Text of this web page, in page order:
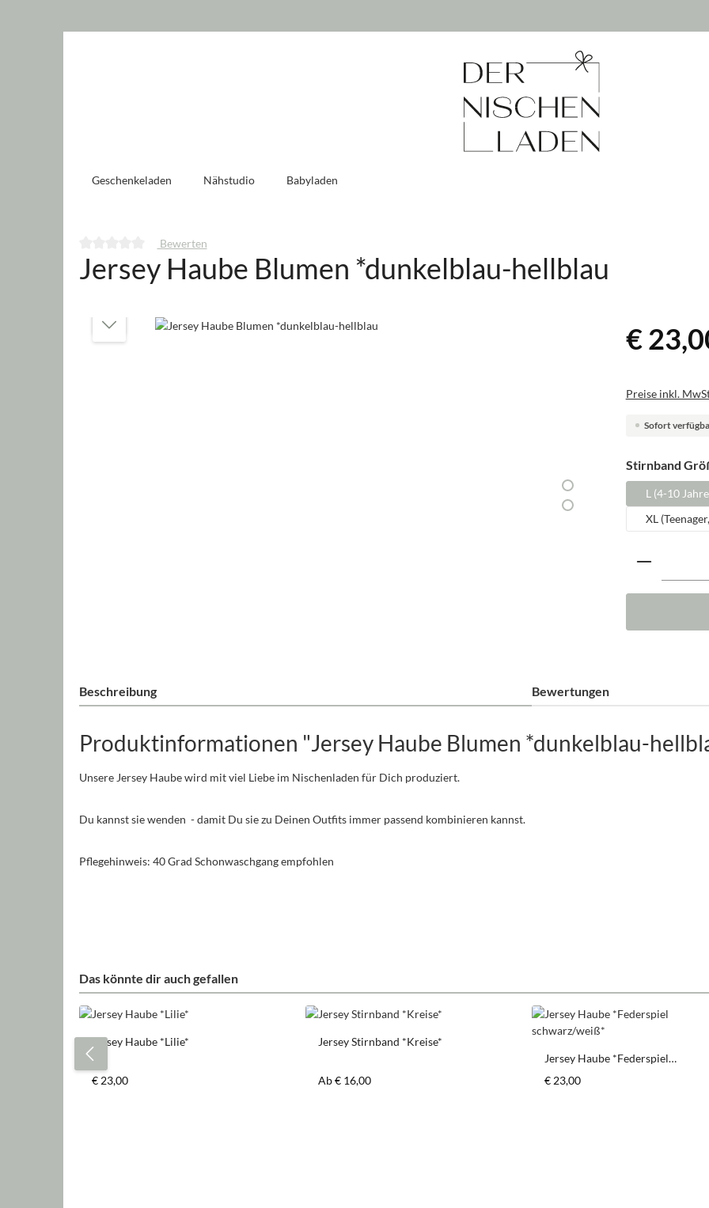
Geschenkeladen Nähstudio Babyladen
Durchschnittliche Bewertung von 0 von 5 Sternen
Bewerten
Jersey Haube Blumen *dunkelblau-hellblau
Bildergalerie überspringen €
Preise inkl.
Sofort
Stirnband
L (4-10
XL
Produkt
Beschreibung Bewertungen
Produktinformationen "Jersey Haube Blumen *dunkelblau-
Unsere Jersey Haube wird mit viel Liebe im Nischenladen für Dich produziert.
Du kannst sie wenden - damit Du sie zu Deinen Outfits immer passend kombinieren kannst.
Pflegehinweis: 40 Grad Schonwaschgang empfohlen
Das könnte dir auch gefallen
Produktgalerie überspringen
Jersey Haube *Lilie*
Regulärer Preis:
€ 23,00
Jersey Stirnband *Kreise*
Regulärer Preis:
Ab€ 16,00
Jersey Haube *Federspiel
Regulärer Preis:
€ 23,00